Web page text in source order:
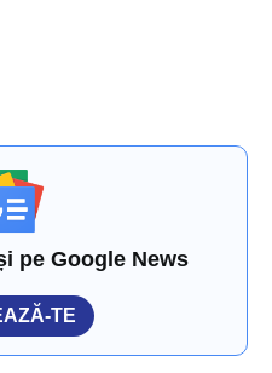
pe Google News
TE